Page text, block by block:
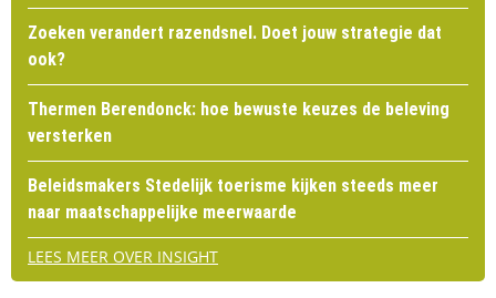
Zoeken verandert razendsnel. Doet jouw strategie dat
ook?
Thermen Berendonck: hoe bewuste keuzes de beleving
versterken
Beleidsmakers Stedelijk toerisme kijken steeds meer
naar maatschappelijke meerwaarde
LEES MEER OVER INSIGHT